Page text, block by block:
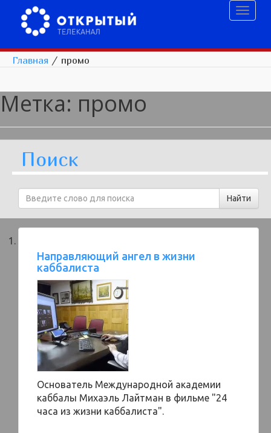
Главная / промо
Метка: промо
Поиск
Направляющий ангел в жизни
каббалиста
Основатель Международной академии
каббалы Михаэль Лайтман в фильме "24
часа из жизни каббалиста".